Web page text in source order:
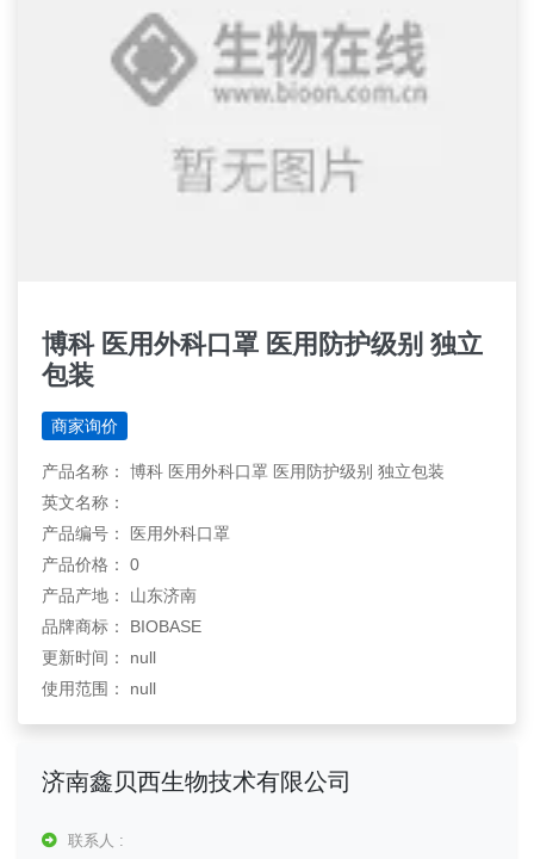
博科 医用外科口罩 医用防护级别 独立
包装
商家询价
产品名称： 博科 医用外科口罩 医用防护级别 独立包装
英文名称：
产品编号： 医用外科口罩
产品价格： 0
产品产地： 山东济南
品牌商标： BIOBASE
更新时间： null
使用范围： null
济南鑫贝西生物技术有限公司
联系人 :